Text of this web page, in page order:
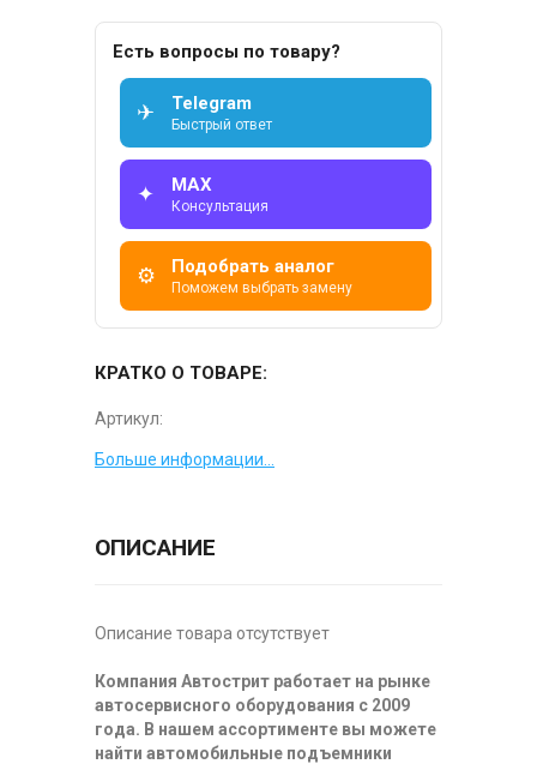
Есть вопросы по товару?
✈ Telegram
Быстрый ответ
✦ MAX
Консультация
⚙ Подобрать аналог
Поможем выбрать замену
КРАТКО О ТОВАРЕ:
Артикул:
Больше информации...
ОПИСАНИЕ
Описание товара отсутствует
Компания Автострит работает на рынке
автосервисного оборудования с 2009
года. В нашем ассортименте вы можете
найти автомобильные подъемники